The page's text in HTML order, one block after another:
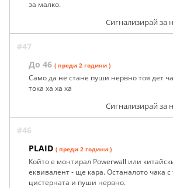
за малко.
Сигнализирай за
#47
До 46 ( преди 2 години )
Само да не стане пуши нервно тоя дет
тока ха ха ха
Сигнализирай за
#46
PLAID ( преди 2 години )
Който е монтирал Powerwall или
еквивалент - ще кара. Останалото чака с
цистерната и пуши нервно.